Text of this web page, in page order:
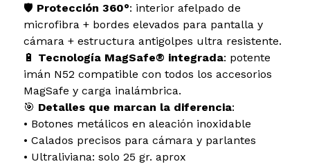
🛡️ Protección 360°: interior afelpado de
microfibra + bordes elevados para pantalla y
cámara + estructura antigolpes ultra resistente.
🔋 Tecnología MagSafe® integrada: potente
imán N52 compatible con todos los accesorios
MagSafe y carga inalámbrica.
🎯 Detalles que marcan la diferencia:
• Botones metálicos en aleación inoxidable
• Calados precisos para cámara y parlantes
• Ultraliviana: solo 25 gr. aprox